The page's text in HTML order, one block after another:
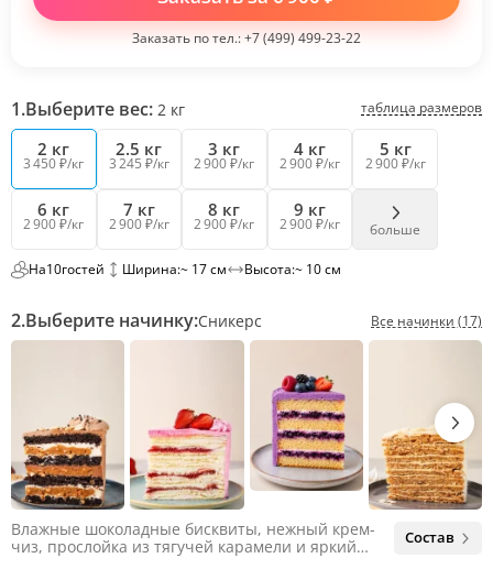
1.Выберите вес: 2 кг таблица размеров
2 кг
3 450 ₽/кг
2.5 кг
3 245 ₽/кг
3 кг
2 900 ₽/кг
4 кг
2 900 ₽/кг
5 кг
2 900 ₽/кг
6 кг
2 900 ₽/кг
7 кг
2 900 ₽/кг
8 кг
2 900 ₽/кг
9 кг
2 900 ₽/кг больше
На10гостей Ширина:~ 17 см Высота:~ 10 см
2.Выберите начинку:Сникерс Все начинки (17)
Влажные шоколадные бисквиты, нежный крем-
чиз, прослойка из тягучей карамели и яркий
Состав
Заказать по тел.:+7 (499) 499-23-22